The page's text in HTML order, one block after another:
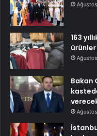
163
ürünler
Bakan